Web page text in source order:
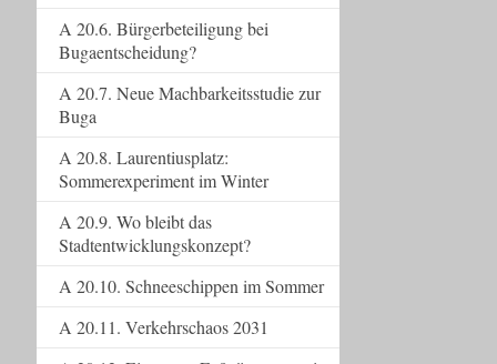
A 20.6. Bürgerbeteiligung bei
Bugaentscheidung?
A 20.7. Neue Machbarkeitsstudie zur
Buga
A 20.8. Laurentiusplatz:
Sommerexperiment im Winter
A 20.9. Wo bleibt das
Stadtentwicklungskonzept?
A 20.10. Schneeschippen im Sommer
A 20.11. Verkehrschaos 2031